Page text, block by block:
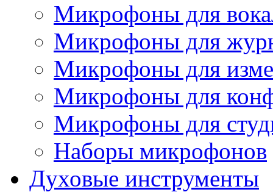
Микрофоны для
Микрофоны для
Микрофоны для
Микрофоны для
Микрофоны для
Наборы микрофонов
Духовые инструменты